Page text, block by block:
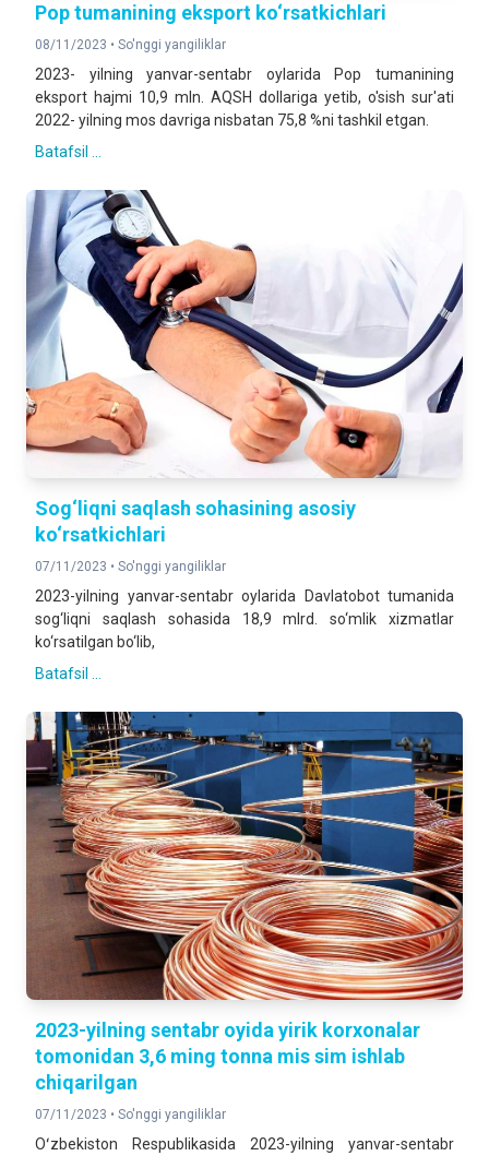
Pop tumanining eksport ko‘rsatkichlari
08/11/2023 • So'nggi yangiliklar
2023- yilning yanvar-sentabr oylarida Pop tumanining
eksport hajmi 10,9 mln. AQSH dollariga yetib, o'sish sur'ati
2022- yilning mos davriga nisbatan 75,8 %ni tashkil etgan.
Batafsil ...
Sog‘liqni saqlash sohasining asosiy
ko‘rsatkichlari
07/11/2023 • So'nggi yangiliklar
2023-yilning yanvar-sentabr oylarida Davlatobot tumanida
sog‘liqni saqlash sohasida 18,9 mlrd. so‘mlik xizmatlar
ko‘rsatilgan bo‘lib,
Batafsil ...
2023-yilning sentabr oyida yirik korxonalar
tomonidan 3,6 ming tonna mis sim ishlab
chiqarilgan
07/11/2023 • So'nggi yangiliklar
Oʻzbekiston Respublikasida 2023-yilning yanvar-sentabr